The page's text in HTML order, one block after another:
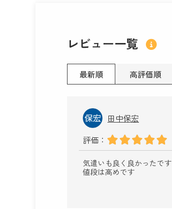
レビュー一覧
最新順 高評価順
田中保宏
評価：
気遣いも良く良かったです
値段は高めです